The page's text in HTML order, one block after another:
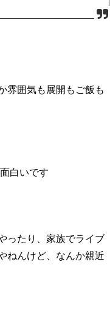
囲気も展開もご飯も
白いです
ったり、家族でライブ
ねんけど、なんか親近